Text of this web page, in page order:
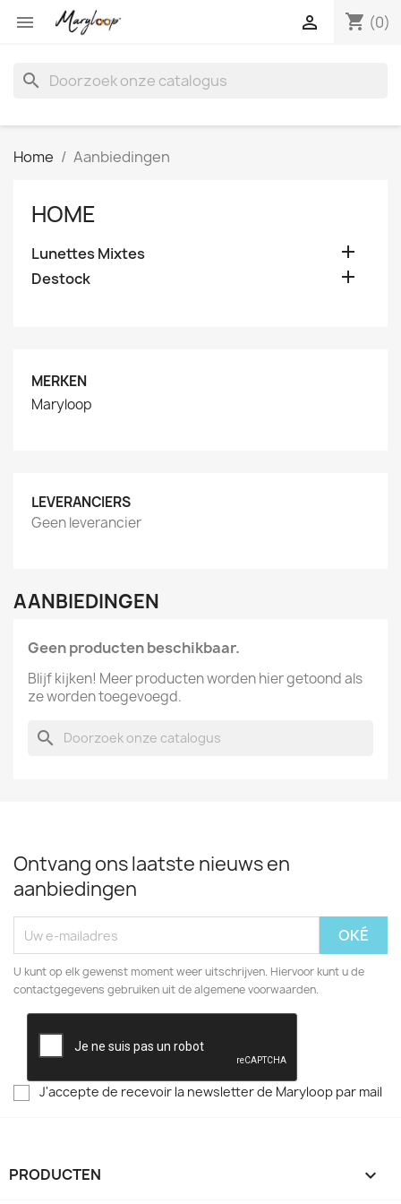
 shopping_cart (0)

search
Home Aanbiedingen
HOME
Lunettes Mixtes 
Destock 
MERKEN
Maryloop
LEVERANCIERS
Geen leverancier
AANBIEDINGEN
Geen producten beschikbaar.
Blijf kijken! Meer producten worden hier getoond als
ze worden toegevoegd.
search
Ontvang ons laatste nieuws en
aanbiedingen
U kunt op elk gewenst moment weer uitschrijven. Hiervoor kunt u de
contactgegevens gebruiken uit de algemene voorwaarden.
J'accepte de recevoir la newsletter de Maryloop par mail
PRODUCTEN 